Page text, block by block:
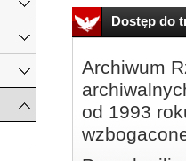
Dostęp do
Archiwum
od 1993